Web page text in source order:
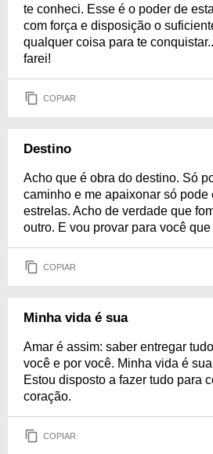
te conheci. Esse é o poder de
com força e disposição o
qualquer coisa para te
farei!
COPIAR
Destino
Acho que é obra do destino. Só
caminho e me apaixonar só pode
estrelas. Acho de verdade que
outro. E vou provar para você
COPIAR
Minha vida é sua
Amar é assim: saber entregar
você e por você. Minha vida é
Estou disposto a fazer tudo para
coração.
COPIAR